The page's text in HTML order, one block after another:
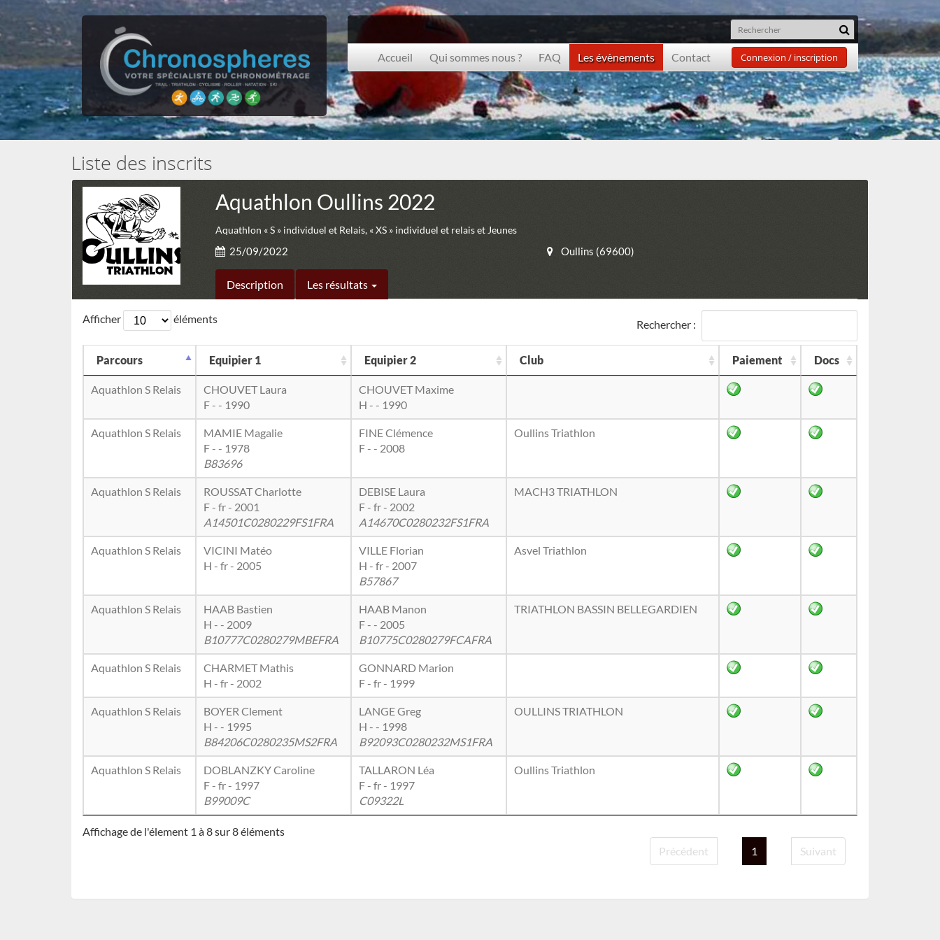
Accueil Qui sommes nous ? FAQ Les évènements Contact Connexion / inscription
Liste des inscrits
Aquathlon Oullins 2022
Aquathlon « S » individuel et Relais, « XS » individuel et relais et Jeunes
25/09/2022 Oullins (69600)
Description Les résultats
Afficher éléments Rechercher :
Parcours Equipier 1 Equipier 2 Club Paiement Docs
Aquathlon S Relais
CHOUVET Laura
F - - 1990
CHOUVET Maxime
H - - 1990
Aquathlon S Relais
MAMIE Magalie
F - - 1978
B83696
FINE Clémence
F - - 2008
Oullins Triathlon
Aquathlon S Relais
ROUSSAT Charlotte
F - fr - 2001
A14501C0280229FS1FRA
DEBISE Laura
F - fr - 2002
A14670C0280232FS1FRA
MACH3 TRIATHLON
Aquathlon S Relais
VICINI Matéo
H - fr - 2005
VILLE Florian
H - fr - 2007
B57867
Asvel Triathlon
Aquathlon S Relais
HAAB Bastien
H - - 2009
B10777C0280279MBEFRA
HAAB Manon
F - - 2005
B10775C0280279FCAFRA
TRIATHLON BASSIN BELLEGARDIEN
Aquathlon S Relais
CHARMET Mathis
H - fr - 2002
GONNARD Marion
F - fr - 1999
Aquathlon S Relais
BOYER Clement
H - - 1995
B84206C0280235MS2FRA
LANGE Greg
H - - 1998
B92093C0280232MS1FRA
OULLINS TRIATHLON
Aquathlon S Relais
DOBLANZKY Caroline
F - fr - 1997
B99009C
TALLARON Léa
F - fr - 1997
C09322L
Oullins Triathlon
Affichage de l'élement 1 à 8 sur 8 éléments
Précédent
1 Suivant